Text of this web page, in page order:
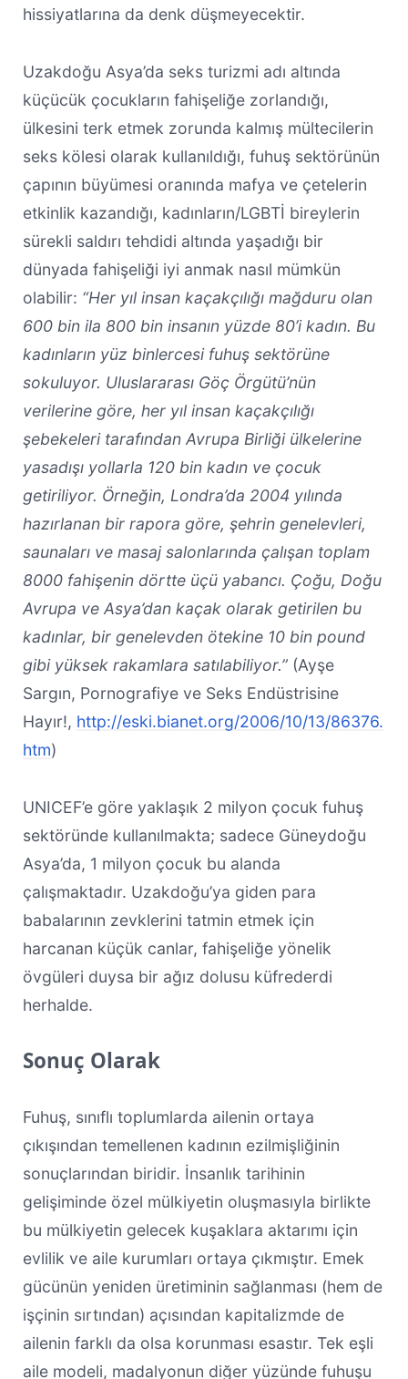
hissiyatlarına da denk düşmeyecektir.
Uzakdoğu Asya’da seks turizmi adı altında
küçücük çocukların fahişeliğe zorlandığı,
ülkesini terk etmek zorunda kalmış mültecilerin
seks kölesi olarak kullanıldığı, fuhuş sektörünün
çapının büyümesi oranında mafya ve çetelerin
etkinlik kazandığı, kadınların/LGBTİ bireylerin
sürekli saldırı tehdidi altında yaşadığı bir
dünyada fahişeliği iyi anmak nasıl mümkün
olabilir: “Her yıl insan kaçakçılığı mağduru olan
600 bin ila 800 bin insanın yüzde 80’i kadın. Bu
kadınların yüz binlercesi fuhuş sektörüne
sokuluyor. Uluslararası Göç Örgütü’nün
verilerine göre, her yıl insan kaçakçılığı
şebekeleri tarafından Avrupa Birliği ülkelerine
yasadışı yollarla 120 bin kadın ve çocuk
getiriliyor. Örneğin, Londra’da 2004 yılında
hazırlanan bir rapora göre, şehrin genelevleri,
saunaları ve masaj salonlarında çalışan toplam
8000 fahişenin dörtte üçü yabancı. Çoğu, Doğu
Avrupa ve Asya’dan kaçak olarak getirilen bu
kadınlar, bir genelevden ötekine 10 bin pound
gibi yüksek rakamlara satılabiliyor.” (Ayşe
Sargın, Pornografiye ve Seks Endüstrisine
Hayır!, http://eski.bianet.org/2006/10/13/86376.
htm)
UNICEF’e göre yaklaşık 2 milyon çocuk fuhuş
sektöründe kullanılmakta; sadece Güneydoğu
Asya’da, 1 milyon çocuk bu alanda
çalışmaktadır. Uzakdoğu’ya giden para
babalarının zevklerini tatmin etmek için
harcanan küçük canlar, fahişeliğe yönelik
övgüleri duysa bir ağız dolusu küfrederdi
herhalde.
Sonuç Olarak
Fuhuş, sınıflı toplumlarda ailenin ortaya
çıkışından temellenen kadının ezilmişliğinin
sonuçlarından biridir. İnsanlık tarihinin
gelişiminde özel mülkiyetin oluşmasıyla birlikte
bu mülkiyetin gelecek kuşaklara aktarımı için
evlilik ve aile kurumları ortaya çıkmıştır. Emek
gücünün yeniden üretiminin sağlanması (hem de
işçinin sırtından) açısından kapitalizmde de
ailenin farklı da olsa korunması esastır. Tek eşli
aile modeli, madalyonun diğer yüzünde fuhuşu